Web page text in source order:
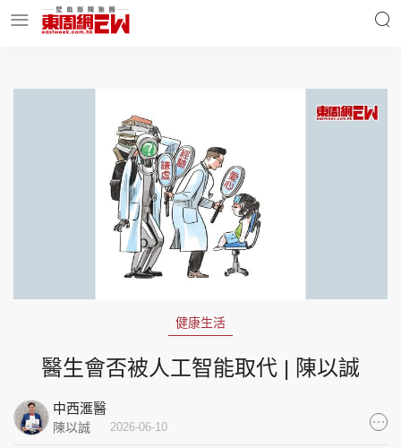
東周Ladies
東周食玩通
集團旗下品牌
健康生活
醫生會否被人工智能取代 | 陳以誠
中西滙醫
陳以誠 2026-06-10